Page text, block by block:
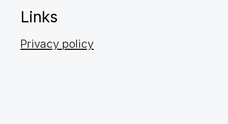
Links
Privacy policy